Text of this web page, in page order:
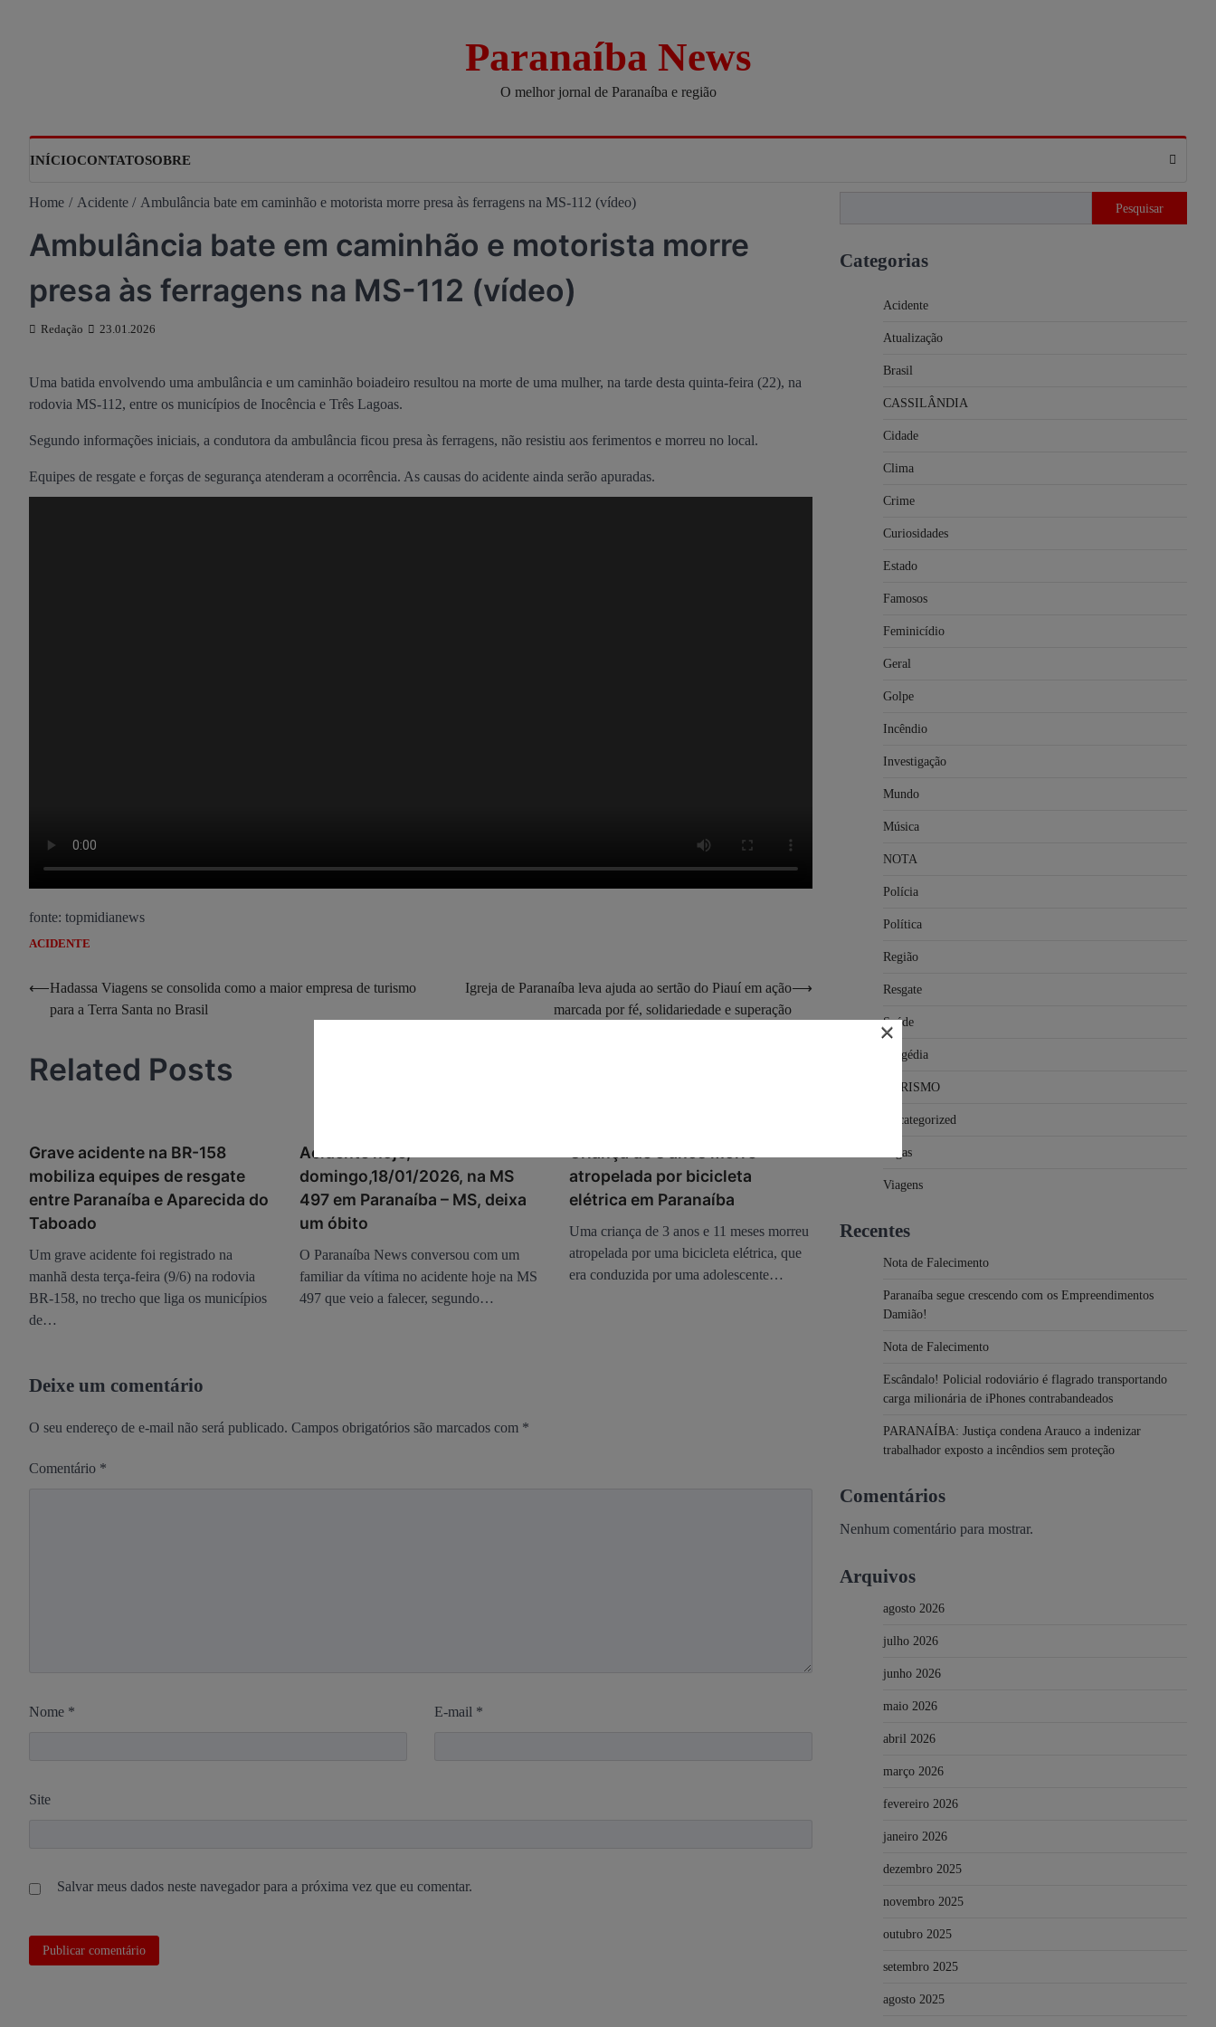
Paranaíba News
O melhor jornal de Paranaíba e região
INÍCIOCONTATOSOBRE
Home Acidente Ambulância bate em caminhão e motorista morre presa às ferragens na MS-112 (vídeo)
Ambulância bate em caminhão e motorista morre
presa às ferragens na MS-112 (vídeo)
Redação 23.01.2026
Uma batida envolvendo uma ambulância e um caminhão boiadeiro resultou na morte de uma mulher, na tarde desta quinta-feira (22), na
rodovia MS-112, entre os municípios de Inocência e Três Lagoas.
Segundo informações iniciais, a condutora da ambulância ficou presa às ferragens, não resistiu aos ferimentos e morreu no local.
Equipes de resgate e forças de segurança atenderam a ocorrência. As causas do acidente ainda serão apuradas.
fonte: topmidianews
ACIDENTE
Navegação
⟵Hadassa Viagens se consolida como a maior empresa de turismo
para a Terra Santa no Brasil
Igreja de Paranaíba leva ajuda ao sertão do Piauí em ação
marcada por fé, solidariedade e superação
⟶
Related Posts
Grave acidente na BR-158
mobiliza equipes de resgate
entre Paranaíba e Aparecida do
Taboado
Um grave acidente foi registrado na
manhã desta terça-feira (9/6) na rodovia
BR-158, no trecho que liga os municípios
de…
Acidente hoje,
domingo,18/01/2026, na MS
497 em Paranaíba – MS, deixa
um óbito
O Paranaíba News conversou com um
familiar da vítima no acidente hoje na MS
497 que veio a falecer, segundo…
atropelada por bicicleta
elétrica em Paranaíba
Uma criança de 3 anos e 11 meses morreu
atropelada por uma bicicleta elétrica, que
era conduzida por uma adolescente…
Deixe um comentário
O seu endereço de e-mail não será publicado. Campos obrigatórios são marcados com *
Comentário *
Nome * E-mail *
Site
Salvar meus dados neste navegador para a próxima vez que eu comentar.
Pesquisar
Categorias
Acidente
Atualização
Brasil
CASSILÂNDIA
Cidade
Clima
Crime
Curiosidades
Estado
Famosos
Feminicídio
Geral
Golpe
Incêndio
Investigação
Mundo
Música
NOTA
Polícia
Política
Região
Resgate
Saúde
Tragédia
TURISMO
Uncategorized
Vagas
Viagens
Recentes
Nota de Falecimento
Paranaíba segue crescendo com os Empreendimentos
Damião!
Nota de Falecimento
Escândalo! Policial rodoviário é flagrado transportando
carga milionária de iPhones contrabandeados
PARANAÍBA: Justiça condena Arauco a indenizar
trabalhador exposto a incêndios sem proteção
Comentários
Nenhum comentário para mostrar.
Arquivos
agosto 2026
julho 2026
junho 2026
maio 2026
abril 2026
março 2026
fevereiro 2026
janeiro 2026
dezembro 2025
novembro 2025
outubro 2025
setembro 2025
agosto 2025
×